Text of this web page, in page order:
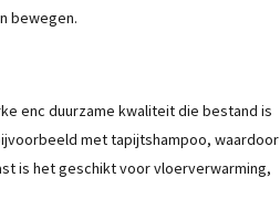
bewegen.
enc duurzame kwaliteit die bestand is
met tapijtshampoo, waardoor
is het geschikt voor vloerverwarming,